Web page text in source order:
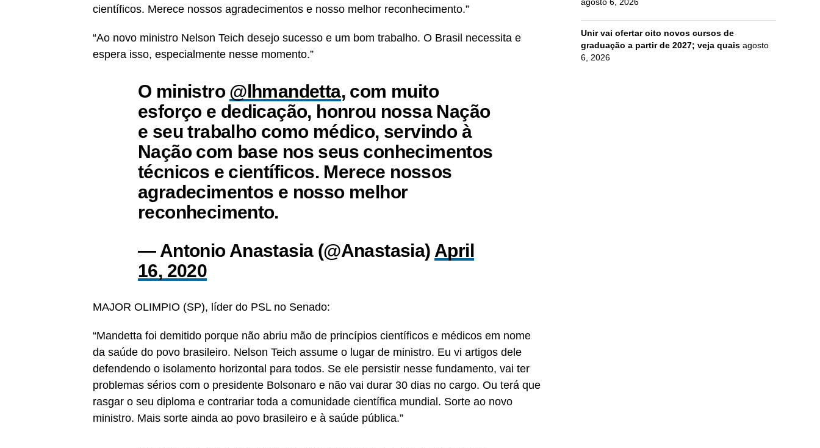
científicos. Merece nossos agradecimentos e nosso melhor reconhecimento.”
“Ao novo ministro Nelson Teich desejo sucesso e um bom trabalho. O Brasil necessita e
espera isso, especialmente nesse momento.”
O ministro @lhmandetta, com muito
esforço e dedicação, honrou nossa Nação
e seu trabalho como médico, servindo à
Nação com base nos seus conhecimentos
técnicos e científicos. Merece nossos
agradecimentos e nosso melhor
reconhecimento.
— Antonio Anastasia (@Anastasia) April
16, 2020
MAJOR OLIMPIO (SP), líder do PSL no Senado:
“Mandetta foi demitido porque não abriu mão de princípios científicos e médicos em nome
da saúde do povo brasileiro. Nelson Teich assume o lugar de ministro. Eu vi artigos dele
defendendo o isolamento horizontal para todos. Se ele persistir nesse fundamento, vai ter
problemas sérios com o presidente Bolsonaro e não vai durar 30 dias no cargo. Ou terá que
rasgar o seu diploma e contrariar toda a comunidade científica mundial. Sorte ao novo
ministro. Mais sorte ainda ao povo brasileiro e à saúde pública.”
Unir vai ofertar oito novos cursos de
graduação a partir de 2027; veja quais agosto
6, 2026